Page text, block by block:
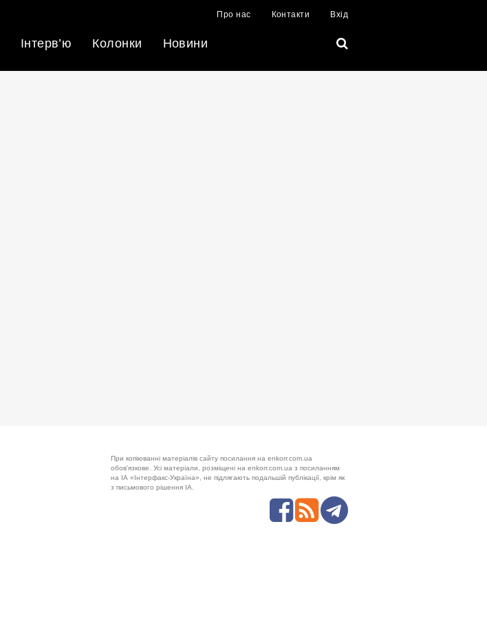
Про нас Контакти Вхід
Інтерв’ю Колонки Новини
При копіюванні матеріалів сайту посилання на enkorr.com.ua
обов'язкове. Усі матеріали, розміщені на enkorr.com.ua з посиланням
на ІА «Інтерфакс-Україна», не підлягають подальшій публікації, крім як
з письмового рішення ІА.